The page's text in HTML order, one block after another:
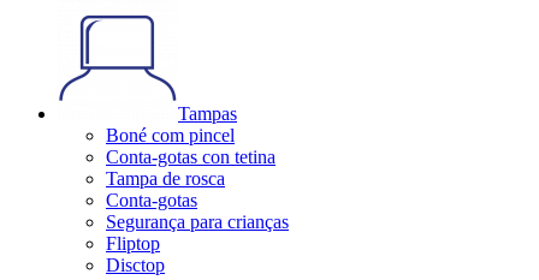
Tampas
Boné com pincel
Conta-gotas con tetina
Tampa de rosca
Conta-gotas
Segurança para crianças
Fliptop
Disctop